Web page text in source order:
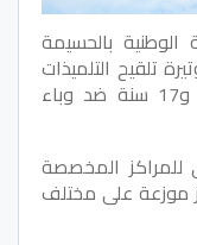
الوطنية بالحسيمة
تلقيح التلميذات
والتلاميذ المتراوحة أعمارهم بين 12 و17 سنة ضد وباء
للمراكز المخصصة
والتلاميذ إلى 10 مراكز موزعة على مختلف